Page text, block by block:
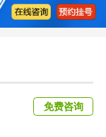
免费咨询